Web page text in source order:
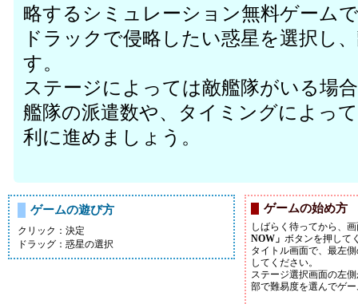
略するシミュレーション無料ゲーム
ドラックで侵略したい惑星を選択し
す。
ステージによっては敵艦隊がいる場
艦隊の派遣数や、タイミングによっ
利に進めましょう。
ゲームの遊び方
クリック：決定
ドラッグ：惑星の選択
ゲームの始め方
しばらく待ってから、
NOW」 ボタンを押して
タイトル画面で、最左側
してください。
ステージ選択画面の左
部で難易度を選んでゲ